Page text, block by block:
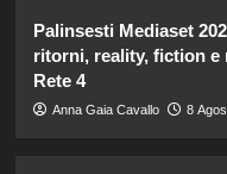
da
Palinsesti Mediaset
ritorni, reality, fiction e
Rete 4
Anna Gaia Cavallo 8